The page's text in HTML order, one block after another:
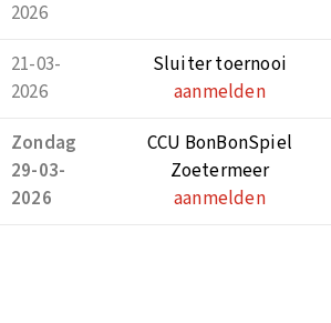
2026
21-03-
2026
Sluiter toernooi
aanmelden
Zondag
29-03-
2026
CCU BonBonSpiel
Zoetermeer
aanmelden